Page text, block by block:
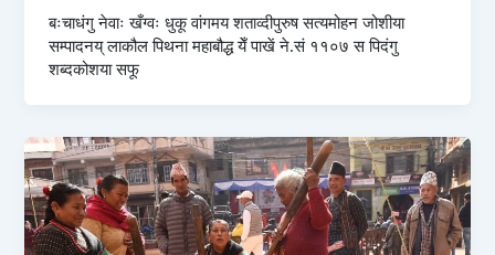
बःचाधंगु नेवाः खँग्वः धुकू वांगमय शताव्दीपुरुष सत्यमोहन जोशीया
सम्पादनय् लाकौल पिथना महाबौद्ध येँ पाखें ने.सं ११०७ स पिदंगु
शब्दकोशया सफू